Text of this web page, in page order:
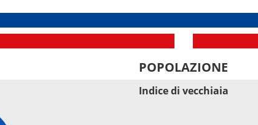
POPOLAZIONE
Indice di vecchiaia